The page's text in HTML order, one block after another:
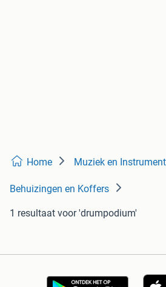
Home Muziek en
Behuizingen en Koffers
1 resultaat voor 'drumpodium'